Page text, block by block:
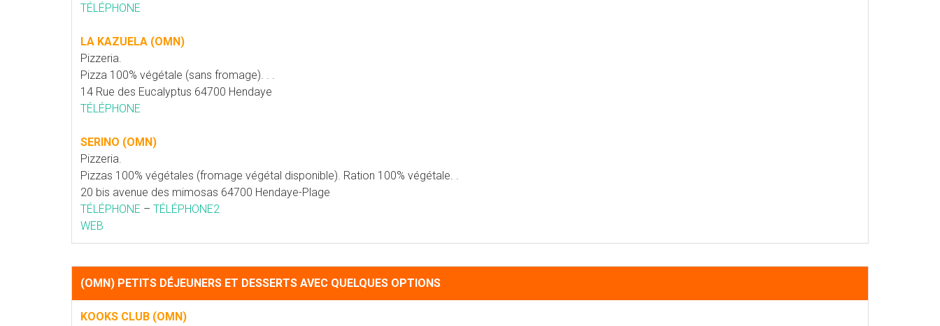
TÉLÉPHONE
LA KAZUELA (OMN)
Pizzeria.
Pizza 100% végétale (sans fromage). . .
14 Rue des Eucalyptus 64700 Hendaye
TÉLÉPHONE
SERINO (OMN)
Pizzeria.
Pizzas 100% végétales (fromage végétal disponible). Ration 100% végétale. .
20 bis avenue des mimosas 64700 Hendaye-Plage
TÉLÉPHONE – TÉLÉPHONE2
WEB
(OMN) PETITS DÉJEUNERS ET DESSERTS AVEC QUELQUES OPTIONS
KOOKS CLUB (OMN)